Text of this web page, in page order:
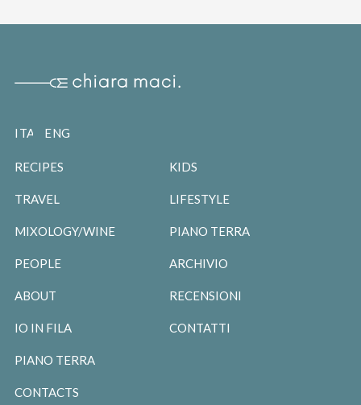
ITALIANOENGLISH
RECIPES
TRAVEL
MIXOLOGY/WINE
PEOPLE
ABOUT
IO IN FILA
PIANO TERRA
CONTACTS
KIDS
LIFESTYLE
PIANO TERRA
ARCHIVIO
RECENSIONI
CONTATTI